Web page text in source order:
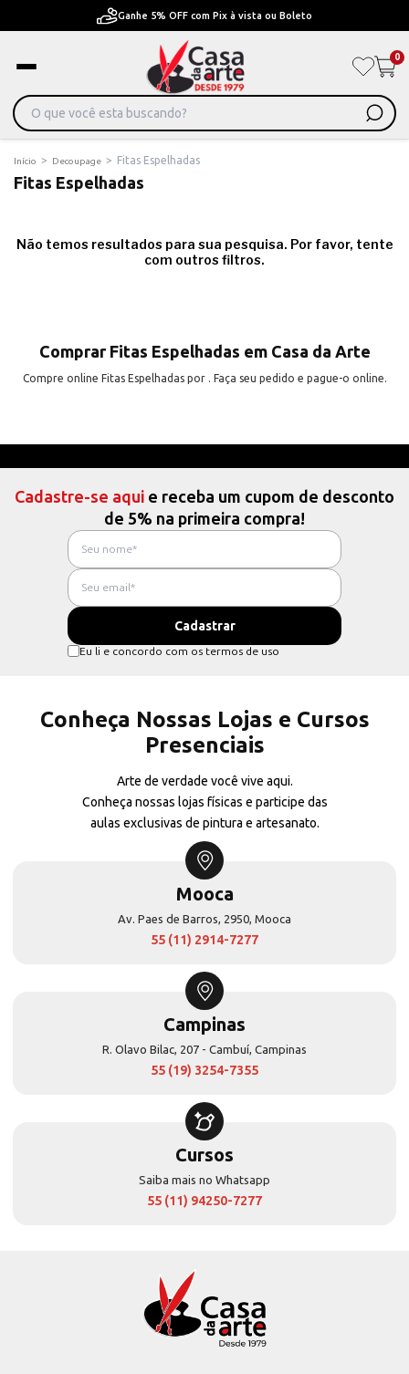
Ganhe 5% OFF com Pix à vista ou Boleto
0
Início > Decoupage > Fitas Espelhadas
Fitas Espelhadas
Não temos resultados para sua pesquisa. Por favor, tente
com outros filtros.
Comprar Fitas Espelhadas em Casa da Arte
Compre online Fitas Espelhadas por . Faça seu pedido e pague-o online.
Cadastre-se aqui e receba um cupom de desconto
de 5% na primeira compra!
Eu li e concordo com os termos de uso
Conheça Nossas Lojas e Cursos
Presenciais
Arte de verdade você vive aqui.
Conheça nossas lojas físicas e participe das
aulas exclusivas de pintura e artesanato.
Mooca
Av. Paes de Barros, 2950, Mooca
55 (11) 2914-7277
Campinas
R. Olavo Bilac, 207 - Cambuí, Campinas
55 (19) 3254-7355
Cursos
Saiba mais no Whatsapp
55 (11) 94250-7277